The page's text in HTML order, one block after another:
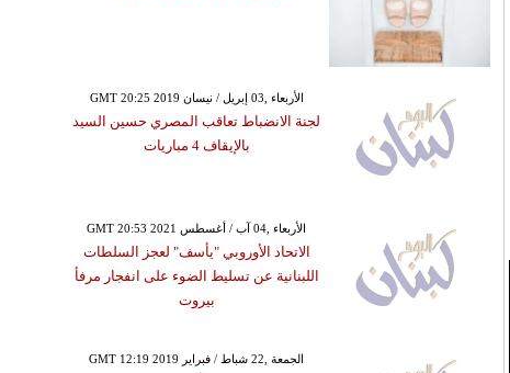
GMT 20:25 2019 الأربعاء ,03 إبريل / نيسان
لجنة الانضباط تعاقب المصري حسين السيد
بالإيقاف 4 مباريات
GMT 20:53 2021 الأربعاء ,04 آب / أغسطس
الاتحاد الأوروبي "يأسف" لعجز السلطات
اللبنانية عن تسليط الضوء على انفجار مرفأ
بيروت
GMT 12:19 2019 الجمعة ,22 شباط / فبراير